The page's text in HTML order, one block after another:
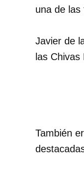
una de las
Javier de
las
También